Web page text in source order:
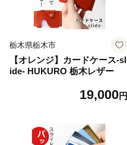
栃木県栃木市
【オレンジ】カードケース-sl
ide- HUKURO 栃木レザー
19,000円